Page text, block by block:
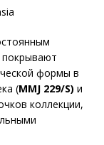
формы в
(MMJ 229/S) и
коллекции,